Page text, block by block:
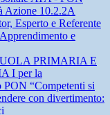
Azione 10.2.2A
Esperto e Referente
e
PRIMARIA E
I per la
PON “Competenti si
con divertimento: